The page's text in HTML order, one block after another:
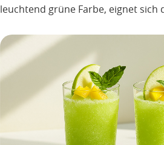
leuchtend grüne Farbe, eignet